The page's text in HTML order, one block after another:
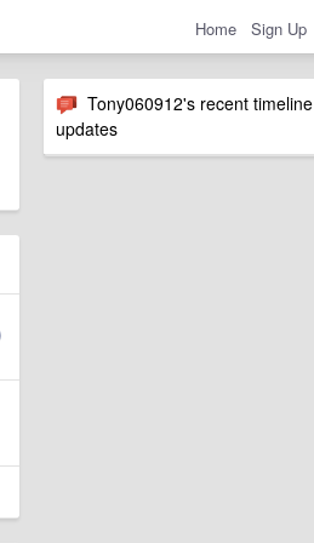
Home Sign Up
Tony060912's recent timeline
updates